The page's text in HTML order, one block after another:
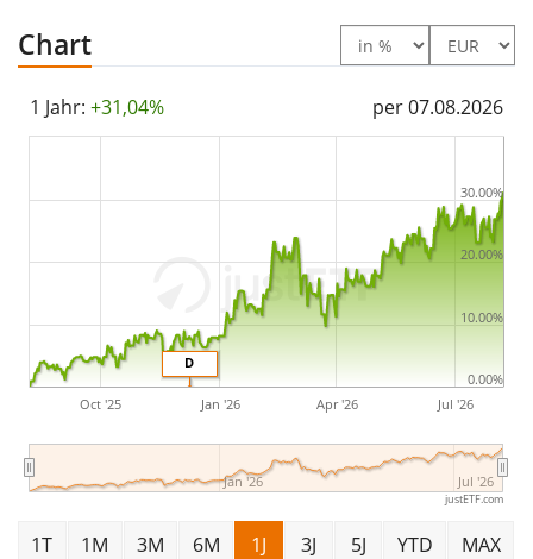
Chart
1 Jahr: +31,04% per 07.08.2026
D
Oct '25 Jan '26 Apr '26 Jul '26
Jan '26 Jul '26
0.00%
10.00%
20.00%
30.00%
justETF.com
1T 1M 3M 6M 1J 3J 5J YTD MAX